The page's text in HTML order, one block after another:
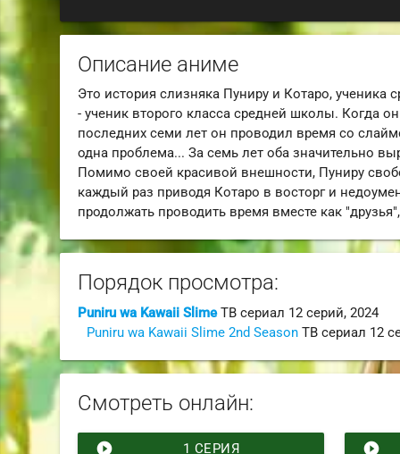
Описание аниме
Это история слизняка Пуниру и Котаро,
- ученик второго класса средней школы. Когда
последних семи лет он проводил время со
одна проблема... За семь лет оба значительно
Помимо своей красивой внешности, Пуниру
каждый раз приводя Котаро в восторг и
продолжать проводить время вместе как
Порядок просмотра:
Puniru wa Kawaii Slime ТВ сериал 12 серий,2024
Puniru wa Kawaii Slime 2nd Season ТВ сериал 12
Смотреть онлайн:
play_circle_filled 1 СЕРИЯ play_circle_filled